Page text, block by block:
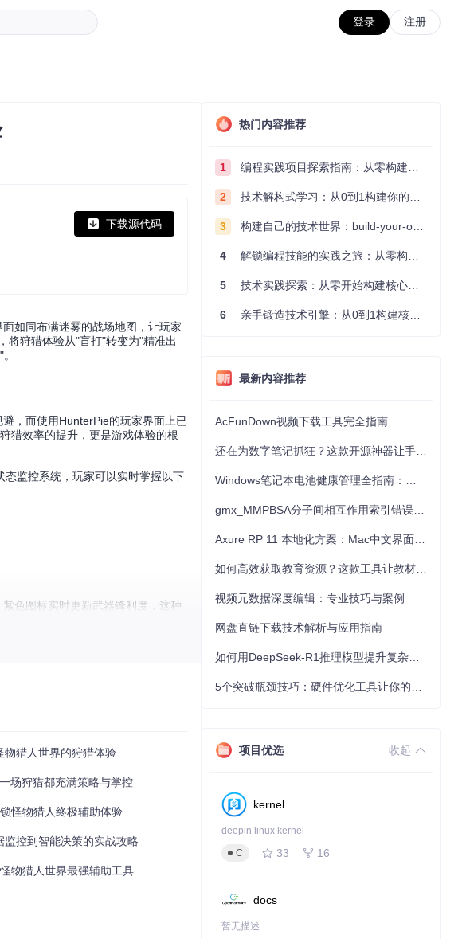
登录 注册
下载源代码
如同布满迷雾的战场地图，让玩家
将狩猎体验从"盲打"转变为"精准出
，而使用HunterPie的玩家界面上已
猎效率的提升，更是游戏体验的根
监控系统，玩家可以实时掌握以下
色图标实时更新武器锋利度，这种
环境变化
像添加新武器类型一样轻松引入新
物猎人世界的狩猎体验
场狩猎都充满策略与掌控
怪物猎人终极辅助体验
控到智能决策的实战攻略
物猎人世界最强辅助工具
热门内容推荐
1 编程实践项目探索指南：从零构建技术能力体系
2 技术解构式学习：从0到1构建你的编程知识体系
3 构建自己的技术世界：build-your-own-x项目的实践探索指南
4 解锁编程技能的实践之旅：从零构建你的技术世界
5 技术实践探索：从零开始构建核心系统的实践指南
6 亲手锻造技术引擎：从0到1构建核心系统的实践指南
最新内容推荐
AcFunDown视频下载工具完全指南
视频元数据深度编辑：专业技巧与案例
网盘直链下载技术解析与应用指南
项目优选 收起
kernel
deepin linux kernel
C
33 16
docs
暂无描述